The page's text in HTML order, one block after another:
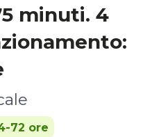
minuti. 4
72 ore